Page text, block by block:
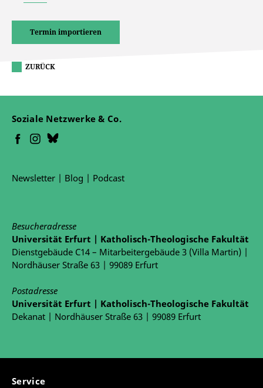
Termin importieren
ZURÜCK
Soziale Netzwerke & Co.
Newsletter | Blog | Podcast
Besucheradresse
Universität Erfurt | Katholisch-Theologische Fakultät
Dienstgebäude C14 – Mitarbeitergebäude 3 (Villa Martin) |
Nordhäuser Straße 63 | 99089 Erfurt
Postadresse
Universität Erfurt | Katholisch-Theologische Fakultät
Dekanat | Nordhäuser Straße 63 | 99089 Erfurt
Service